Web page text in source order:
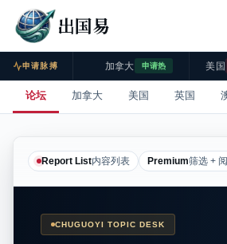
出国易
申请脉搏 加拿大 申请热 美国
论坛 加拿大 美国 英国
Report List内容列表 Premium筛选 +
CHUGUOYI TOPIC DESK